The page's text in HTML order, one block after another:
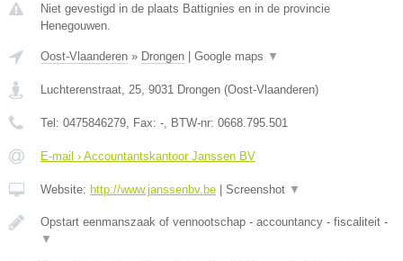
Niet gevestigd in de plaats Battignies en in de provincie
Henegouwen.
Oost-Vlaanderen » Drongen | Google maps ▼
Luchterenstraat, 25 9031 Drongen (Oost-Vlaanderen)
Tel: 0475846279 , Fax: - , BTW-nr: 0668.795.501
E-mail › Accountantskantoor Janssen BV
Website: http://www.janssenbv.be | Screenshot ▼
Opstart eenmanszaak of vennootschap - accountancy - fiscaliteit -
▼